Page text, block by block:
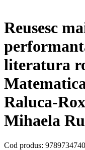
Reusesc
literatura
Raluca-
Mihaela
Cod produs: